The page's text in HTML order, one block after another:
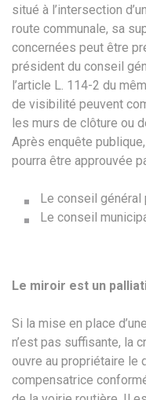
situé à l’intersection
route communale, sa
concernées peut être
président du conseil
l’article L. 114-2 du
de visibilité peuvent
les murs de clôture ou
Après enquête
pourra être approuvée
Le conseil général
Le conseil
Le miroir est un
Si la mise en place
n’est pas suffisante, la
ouvre au propriétaire le
compensatrice